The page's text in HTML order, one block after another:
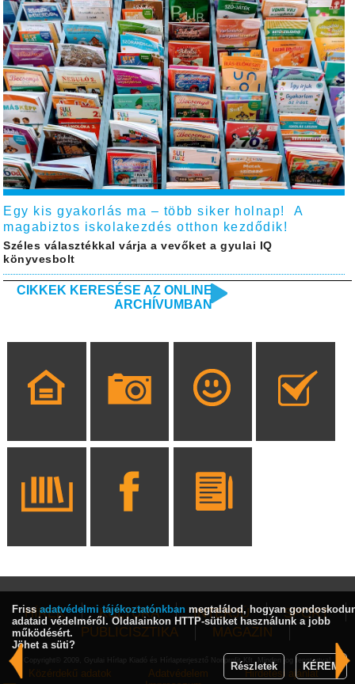
Egy kis gyakorlás ma – több siker holnap! A
magabiztos iskolakezdés otthon kezdődik!
Széles választékkal várja a vevőket a gyulai IQ
könyvesbolt
CIKKEK KERESÉSE AZ ONLINE
ARCHÍVUMBAN
HÍREK KULTÚRA INTERJÚ
SPORT
PUBLICISZTIKA
MAGAZIN
Copyright© 2009, Gyulai Hírlap Kiadó és Hírlapterjesztő Nonprofit Kft. Minden jog fenntartva!
Közérdekű adatok Adatvédelem
Hirdetési ajánlat
Friss adatvédelmi tájékoztatónkban megtalálod, hogyan
adataid védelméről. Oldalainkon HTTP-sütiket használunk a jobb
működésért.
Jöhet a süti?
Részletek
KÉREM